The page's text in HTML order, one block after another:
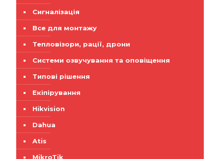
Сигналізація
Все для монтажу
Тепловізори, рації, дрони
Системи озвучування та оповіщення
Типові рішення
Екіпірування
Hikvision
Dahua
Atis
MikroTik